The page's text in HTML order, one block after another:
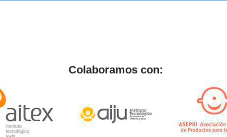
Colaboramos con: